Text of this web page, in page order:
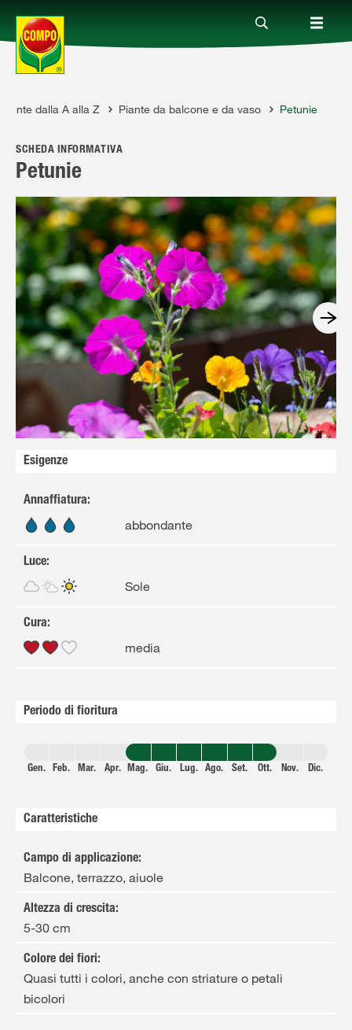
Prodotti
Magazine
Mondi Tematici
Info
Chi siamo
Solo il meglio!
Piante dalla A alla Z Piante da balcone e da vaso Petunie
SCHEDA INFORMATIVA
Petunie
Esigenze
Annaffiatura:
abbondante
Luce:
Sole
Cura:
media
Periodo di fioritura
Gen. Feb. Mar. Apr. Mag. Giu. Lug. Ago. Set. Ott. Nov. Dic.
Caratteristiche
Campo di applicazione:
Balcone, terrazzo, aiuole
Altezza di crescita:
5-30 cm
Colore dei fiori:
Quasi tutti i colori, anche con striature o petali
bicolori